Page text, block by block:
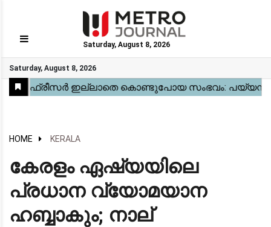
Saturday, August 8, 2026
Saturday, August 8, 2026
GO
Home
Kerala
National
Gulf
World
Sports
Movies
Health
Automobile
Travel
Education
Novel
Business
Technology
Webstory
HOME KERALA
കേരളം ഏഷ്യയിലെ
പ്രധാന വ്യോമയാന
ഹബ്ബാകും; നാല്